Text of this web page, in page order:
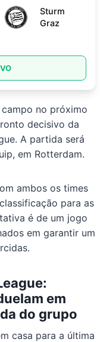
Sturm
Graz
no próximo
decisivo da
A partida será
em Rotterdam.
ambos os times
para as
é de um jogo
em garantir um
em
do grupo
casa para a última